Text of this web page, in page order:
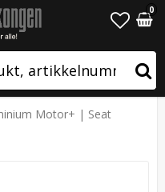
0
Motor+ | Seat